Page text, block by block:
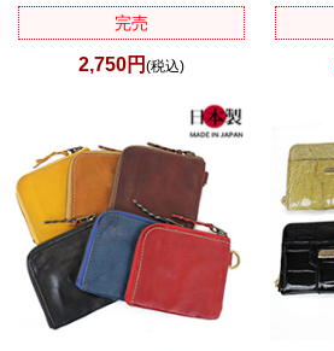
完売
2,750円(税込)